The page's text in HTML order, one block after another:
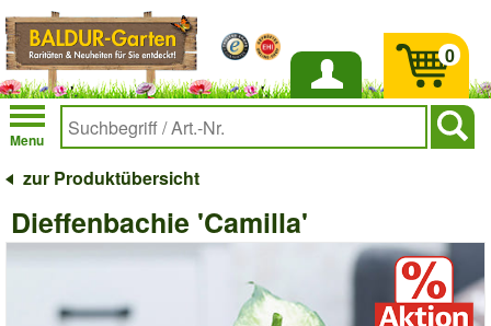
Anmelden
Menu
0
zur Produktübersicht
Dieffenbachie 'Camilla'